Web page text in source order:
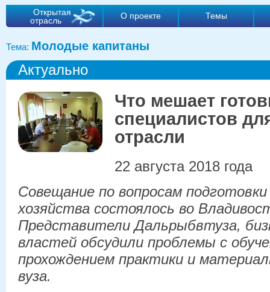
Открытая
отрасль
О проекте Темы
Тема: Молодые капитаны
Актуально
Что мешает
специалистов
отрасли
22 августа 2018 года
Совещание по вопросам
хозяйства состоялось во
Представители Дальрыбвтуза,
властей обсудили проблемы с
прохождением практики и
вуза.